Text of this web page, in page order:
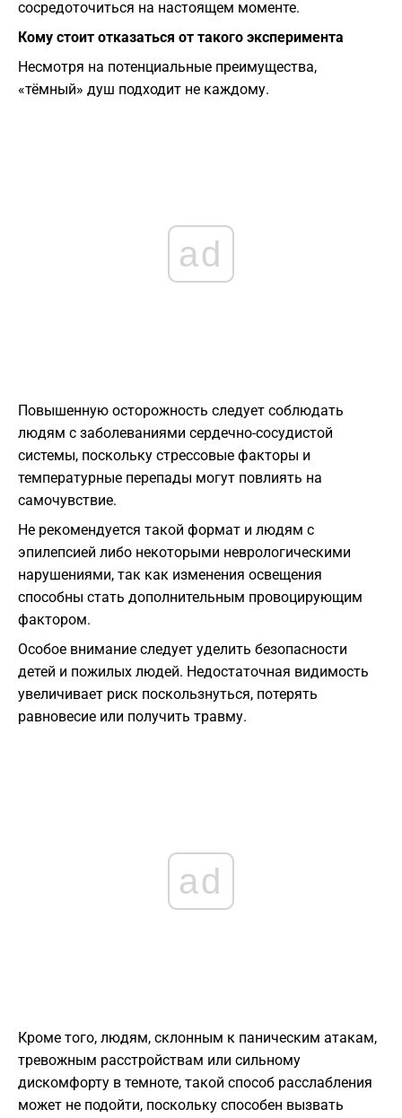
сосредоточиться на настоящем моменте.
Кому стоит отказаться от такого эксперимента
Несмотря на потенциальные преимущества,
«тёмный» душ подходит не каждому.
ad
Повышенную осторожность следует соблюдать
людям с заболеваниями сердечно-сосудистой
системы, поскольку стрессовые факторы и
температурные перепады могут повлиять на
самочувствие.
Не рекомендуется такой формат и людям с
эпилепсией либо некоторыми неврологическими
нарушениями, так как изменения освещения
способны стать дополнительным провоцирующим
фактором.
Особое внимание следует уделить безопасности
детей и пожилых людей. Недостаточная видимость
увеличивает риск поскользнуться, потерять
равновесие или получить травму.
ad
Кроме того, людям, склонным к паническим атакам,
тревожным расстройствам или сильному
дискомфорту в темноте, такой способ расслабления
может не подойти, поскольку способен вызвать